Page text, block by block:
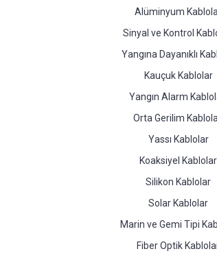
Alüminyum
Sinyal ve Kontrol
Yangına Dayanıklı
Kauçuk Kablolar
Yangın Alarm
Orta Gerilim
Yassı Kablolar
Koaksiyel Kablolar
Silikon Kablolar
Solar Kablolar
Marin ve Gemi Tipi
Fiber Optik